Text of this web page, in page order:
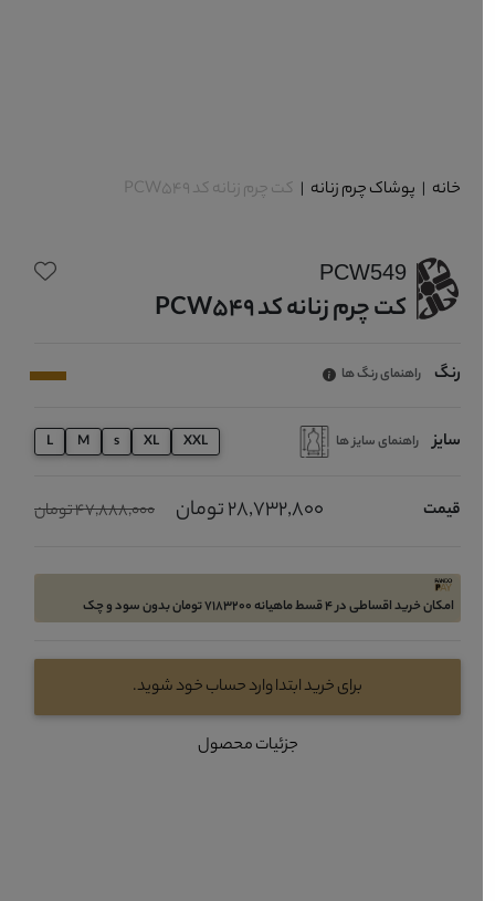
خانه | پوشاک چرم زنانه| کت چرم زنانه کد PCW549
PCW549
کت چرم زنانه کد PCW549
رنگ راهنمای رنگ ها
سایز راهنمای سایز ها XL XXL
قیمت 28,732,800 تومان 47,888,000 تومان
امکان خرید اقساطی در 4 قسط ماهیانه 7183200 تومان بدون سود و چک
برای خرید ابتدا وارد حساب خود شوید.
جزئیات محصول